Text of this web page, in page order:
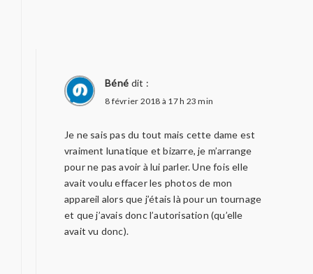
Béné dit :
8 février 2018 à 17 h 23 min
Je ne sais pas du tout mais cette dame est
vraiment lunatique et bizarre, je m’arrange
pour ne pas avoir à lui parler. Une fois elle
avait voulu effacer les photos de mon
appareil alors que j’étais là pour un tournage
et que j’avais donc l’autorisation (qu’elle
avait vu donc).